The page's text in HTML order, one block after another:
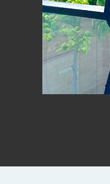
外交部與數位發展部攜手合作，整
外交部長林佳龍主持第35次「參與
民調顯示多數國人滿意政府外交表
總統主持「守護民主台灣國安行
總統發表執政周年談話 盼面對